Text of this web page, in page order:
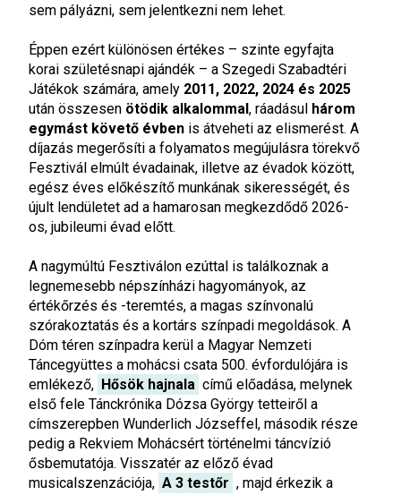
sem pályázni, sem jelentkezni nem lehet.
Éppen ezért különösen értékes – szinte egyfajta
korai születésnapi ajándék – a Szegedi Szabadtéri
Játékok számára, amely 2011, 2022, 2024 és 2025
után összesen ötödik alkalommal, ráadásul három
egymást követő évben is átveheti az elismerést. A
díjazás megerősíti a folyamatos megújulásra törekvő
Fesztivál elmúlt évadainak, illetve az évadok között,
egész éves előkészítő munkának sikerességét, és
újult lendületet ad a hamarosan megkezdődő 2026-
os, jubileumi évad előtt.
A nagymúltú Fesztiválon ezúttal is találkoznak a
legnemesebb népszínházi hagyományok, az
értékőrzés és -teremtés, a magas színvonalú
szórakoztatás és a kortárs színpadi megoldások. A
Dóm téren színpadra kerül a Magyar Nemzeti
Táncegyüttes a mohácsi csata 500. évfordulójára is
emlékező, Hősök hajnala című előadása, melynek
első fele Tánckrónika Dózsa György tetteiről a
címszerepben Wunderlich Józseffel, második része
pedig a Rekviem Mohácsért történelmi táncvízió
ősbemutatója. Visszatér az előző évad
musicalszenzációja, A 3 testőr , majd érkezik a